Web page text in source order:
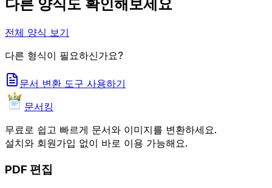
다른 양식도 확인해보세요
전체 양식 보기
다른 형식이 필요하신가요?
문서 변환 도구 사용하기
문서킹
무료로 쉽고 빠르게 문서와 이미지를 변환하세요.
설치와 회원가입 없이 바로 이용 가능해요.
PDF 편집